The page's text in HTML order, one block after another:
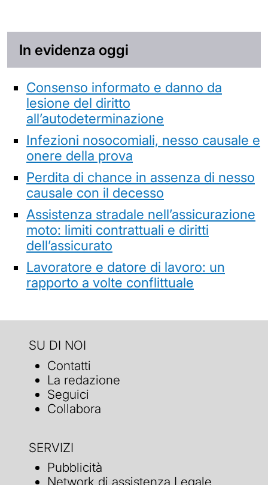
In evidenza oggi
Consenso informato e danno da
lesione del diritto
all’autodeterminazione
Infezioni nosocomiali, nesso causale e
onere della prova
Perdita di chance in assenza di nesso
causale con il decesso
Assistenza stradale nell’assicurazione
moto: limiti contrattuali e diritti
dell’assicurato
Lavoratore e datore di lavoro: un
rapporto a volte conflittuale
SU DI NOI
Contatti
La redazione
Seguici
Collabora
SERVIZI
Pubblicità
Network di assistenza Legale